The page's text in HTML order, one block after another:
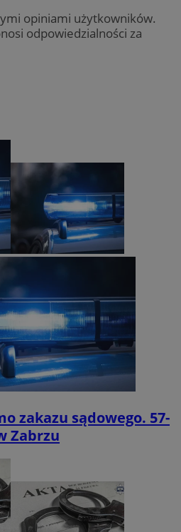
opiniami użytkowników.
odpowiedzialności za
zakazu sądowego. 57-
Zabrzu